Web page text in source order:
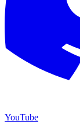
YouTube